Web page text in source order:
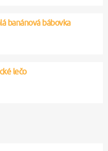
banánová bábovka
lečo